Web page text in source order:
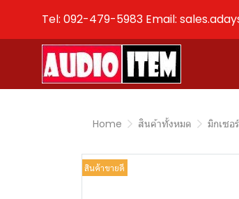
Tel: 092-479-5983 Email:
Home สินค้าทั้งหมด มิกเซอ
สินค้าขายดี